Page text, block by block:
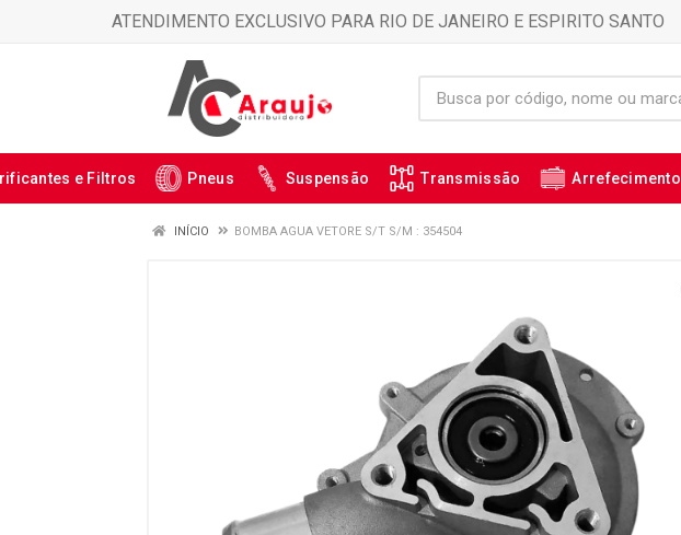
ATENDIMENTO EXCLUSIVO PARA RIO DE JANEIRO E ESPIRITO SANTO
e Filtros Pneus Suspensão Transmissão Arrefecimento
INÍCIO BOMBA AGUA VETORE S/T S/M : 354504